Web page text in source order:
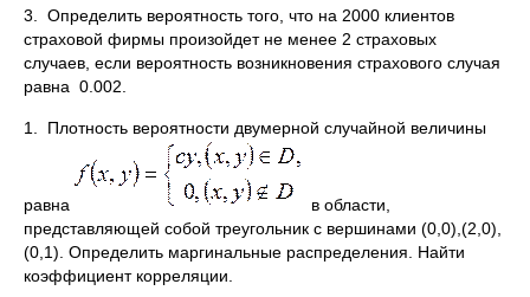
3. Определить вероятность того, что на 2000 клиентов
страховой фирмы произойдет не менее 2 страховых
случаев, если вероятность возникновения страхового случая
равна 0.002.
1. Плотность вероятности двумерной случайной величины
равна
в области,
представляющей собой треугольник с вершинами (0,0),(2,0),
(0,1). Определить маргинальные распределения. Найти
коэффициент корреляции.